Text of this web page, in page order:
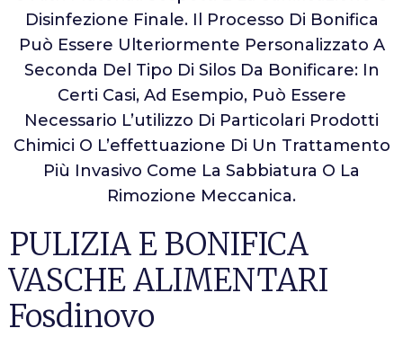
Disinfezione Finale. Il Processo Di Bonifica
Può Essere Ulteriormente Personalizzato A
Seconda Del Tipo Di Silos Da Bonificare: In
Certi Casi, Ad Esempio, Può Essere
Necessario L’utilizzo Di Particolari Prodotti
Chimici O L’effettuazione Di Un Trattamento
Più Invasivo Come La Sabbiatura O La
Rimozione Meccanica.
PULIZIA E BONIFICA
VASCHE ALIMENTARI
Fosdinovo